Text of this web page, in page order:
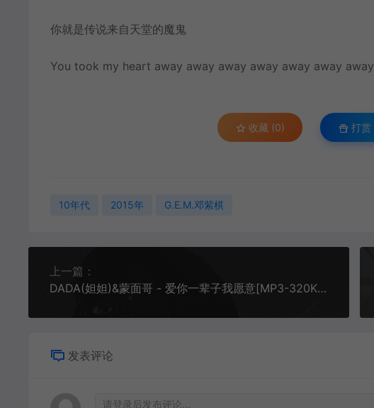
你就是传说来自天堂的魔鬼
You took my heart away away away away away away away
收藏 (0) 打赏
10年代 2015年 G.E.M.邓紫棋
上一篇：
DADA(妲妲)&蒙面哥 - 爱你一辈子我愿意[MP3-320K/FLAC][11.1M/30.0M]
发表评论